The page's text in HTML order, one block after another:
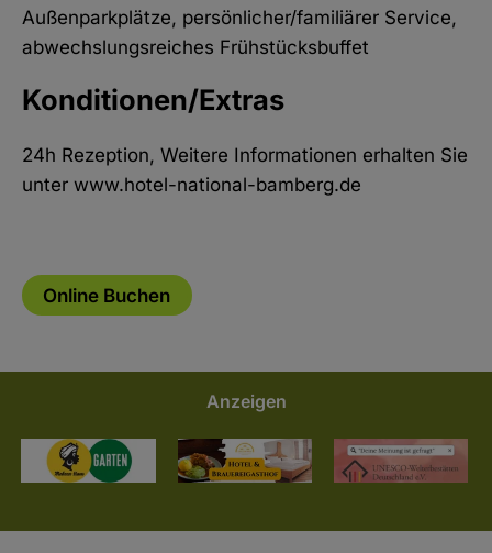
Außenparkplätze, persönlicher/familiärer Service,
abwechslungsreiches Frühstücksbuffet
Konditionen/Extras
24h Rezeption, Weitere Informationen erhalten Sie
unter www.hotel-national-bamberg.de
Online Buchen
Anzeigen